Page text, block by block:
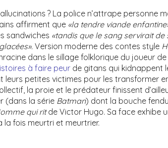
? La police n’attrape personne
affirment que «la tendre viande
sandwiches «tandis que le sang servirait de
Version moderne des contes style
dans le sillage folklorique du joueur
à faire peur de gitans qui kidnappent
leurs petites victimes pour les transformer
la proie et le prédateur finissent
(dans la série Batman) dont la bouche
qui ritde Victor Hugo. Sa face exhibe
la fois meurtri et meurtrier.